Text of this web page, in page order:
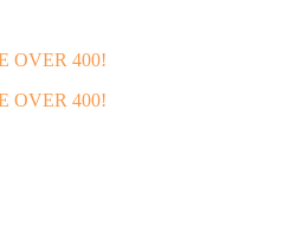
OVER 400!
OVER 400!